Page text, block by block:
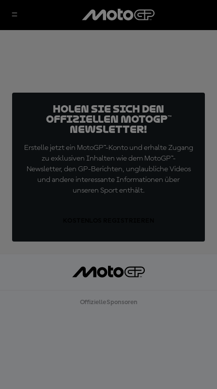
Holen Sie sich den
offiziellen MotoGP™
Newsletter!
Erstelle jetzt ein MotoGP™-Konto und erhalte Zugang
zu exklusiven Inhalten wie dem MotoGP™-
Newsletter, den GP-Berichten, unglaubliche Videos
und andere interessante Informationen über
unseren Sport enthält.
Offizielle Sponsoren